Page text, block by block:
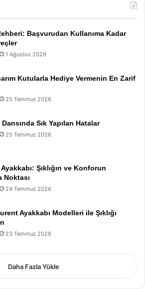
Başvurudan Kullanıma Kadar
1 Ağustos 2026
Kutularla Hediye Vermenin En Zarif
25 Temmuz 2026
Sık Yapılan Hatalar
25 Temmuz 2026
Şıklığın ve Konforun
Noktası
24 Temmuz 2026
Ayakkabı Modelleri ile Şıklığı
23 Temmuz 2026
Daha Fazla Yükle